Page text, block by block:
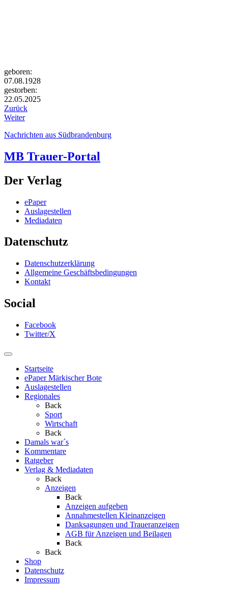
geboren:
07.08.1928
gestorben:
22.05.2025
Zurück
Weiter
Nachrichten aus Südbrandenburg
MB Trauer-Portal
Der Verlag
ePaper
Auslagestellen
Mediadaten
Datenschutz
Datenschutzerklärung
Allgemeine Geschäftsbedingungen
Kontakt
Social
Facebook
Twitter/X
Startseite
ePaper Märkischer Bote
Auslagestellen
Regionales
Back
Sport
Wirtschaft
Back
Damals war´s
Kommentare
Ratgeber
Verlag & Mediadaten
Back
Anzeigen
Back
Anzeigen aufgeben
Annahmestellen Kleinanzeigen
Danksagungen und Traueranzeigen
AGB für Anzeigen und Beilagen
Back
Back
Shop
Datenschutz
Impressum